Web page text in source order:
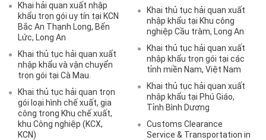
Khai hải quan xuất nhập
khẩu trọn gói uy tín tại KCN
Bắc An Thạnh Long, Bến
Lức, Long An
Khai thủ tục hải quan xuất
nhập khẩu tại Khu công
nghiệp Cầu tràm, Long An
Khai thủ tục hải quan xuất
nhập khẩu trọn gói tại các
tỉnh miền Nam, Việt Nam
Khai thủ tục hải quan xuất
nhập khẩu và vận chuyển
trọn gói tại Cà Mau.
Khai thủ tục hải quan xuất
nhập khẩu tại Phú Giáo,
Tỉnh Bình Dương
Khai thủ tục hải quan trọn
gói loại hình chế xuất, gia
công trong Khu chế xuất,
khu Công nghiệp (KCX,
KCN)
Customs Clearance
Service & Transportation in